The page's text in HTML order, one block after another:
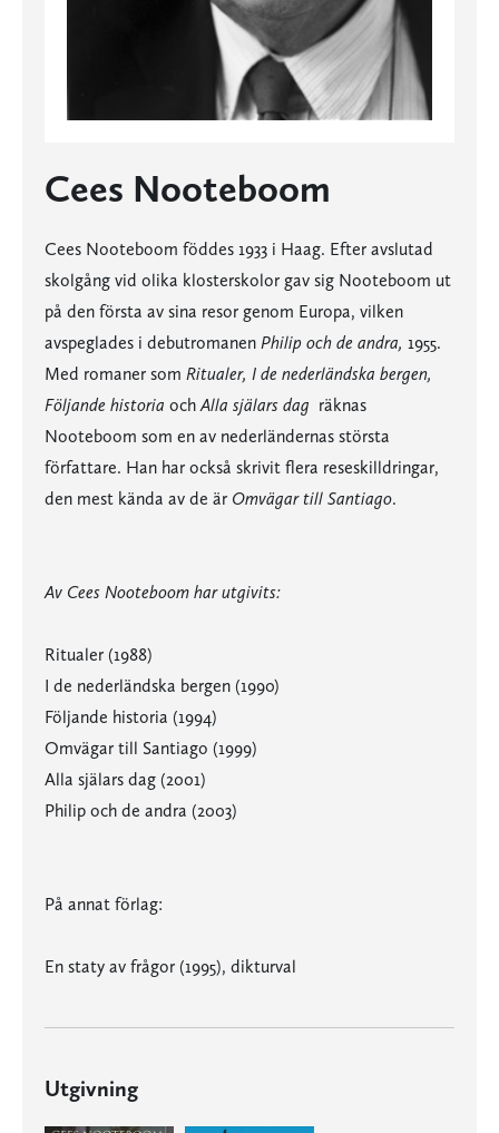
Cees Nooteboom
Cees Nooteboom föddes 1933 i Haag. Efter avslutad
skolgång vid olika klosterskolor gav sig Nooteboom ut
på den första av sina resor genom Europa, vilken
avspeglades i debutromanen Philip och de andra, 1955.
Med romaner som Ritualer, I de nederländska bergen,
Följande historia och Alla själars dag räknas
Nooteboom som en av nederländernas största
författare. Han har också skrivit flera reseskilldringar,
den mest kända av de är Omvägar till Santiago.
Av Cees Nooteboom har utgivits:
Ritualer (1988)
I de nederländska bergen (1990)
Följande historia (1994)
Omvägar till Santiago (1999)
Alla själars dag (2001)
Philip och de andra (2003)
På annat förlag:
En staty av frågor (1995), dikturval
Utgivning